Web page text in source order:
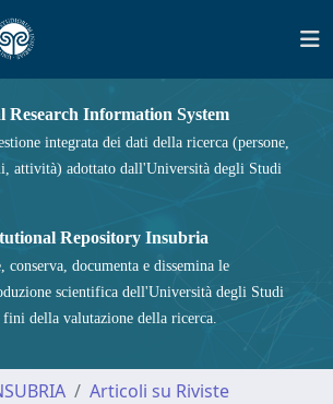
Information System
integrata dei dati della ricerca (persone,
attività) adottato dall'Università degli Studi
Repository Insubria
conserva, documenta e dissemina le
scientifica dell'Università degli Studi
fini della valutazione della ricerca.
Articoli su Riviste